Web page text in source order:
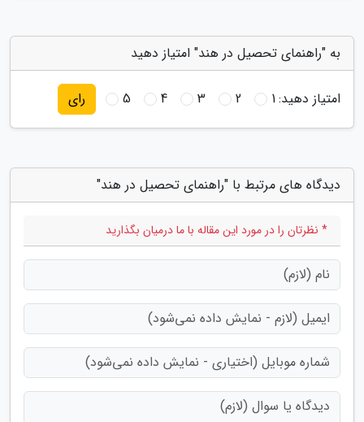
به "راهنمای تحصیل در هند" امتیاز دهید
امتیاز دهید:1
2
3
4
5 رای
دیدگاه های مرتبط با "راهنمای تحصیل در هند"
* نظرتان را در مورد این مقاله با ما درمیان بگذارید